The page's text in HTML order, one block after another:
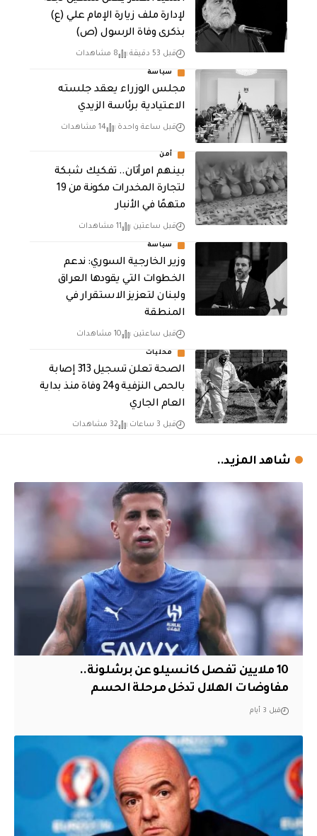
لإدارة ملف زيارة الإمام علي (ع)
بذكرى وفاة الرسول (ص)
قبل 53 دقيقة 8 مشاهدات
سياسة
مجلس الوزراء يعقد جلسته
الاعتيادية برئاسة الزيدي
قبل ساعة واحدة 14 مشاهدات
أمن
بينهم امرأتان.. تفكيك شبكة
لتجارة المخدرات مكونة من 19
متهمًا في الأنبار
قبل ساعتين 11 مشاهدات
سياسة
وزير الخارجية السوري: ندعم
الخطوات التي يقودها العراق
ولبنان لتعزيز الاستقرار في
المنطقة
قبل ساعتين 10 مشاهدات
محليات
الصحة تعلن تسجيل 313 إصابة
بالحمى النزفية و24 وفاة منذ بداية
العام الجاري
قبل 3 ساعات 32 مشاهدات
شاهد المزيد..
10 ملايين تفصل كانسيلو عن برشلونة..
مفاوضات الهلال تدخل مرحلة الحسم
قبل 3 أيام